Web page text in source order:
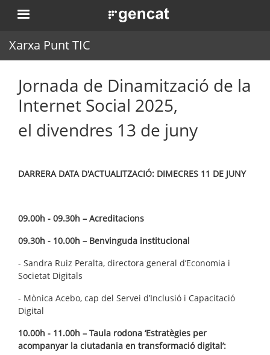
Pasar
al
. Obre en una nova finestra.
Xarxa Punt TIC
Jornada de Dinamització de la
Internet Social 2025,
el divendres 13 de juny
DARRERA DATA D'ACTUALITZACIÓ: DIMECRES 11 DE JUNY
09.00h - 09.30h – Acreditacions
09.30h - 10.00h – Benvinguda institucional
- Sandra Ruiz Peralta, directora general d’Economia i
Societat Digitals
- Mònica Acebo, cap del Servei d’Inclusió i Capacitació
Digital
10.00h - 11.00h – Taula rodona ‘Estratègies per
acompanyar la ciutadania en transformació digital’: